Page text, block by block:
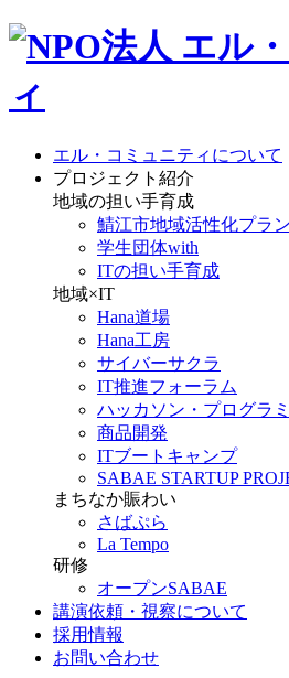
エル・コミュニティについて
プロジェクト紹介
地域の担い手育成
鯖江市地域活性化プラ
学生団体with
ITの担い手育成
地域×IT
Hana道場
Hana工房
サイバーサクラ
IT推進フォーラム
ハッカソン・プログラ
商品開発
ITブートキャンプ
SABAE STARTUP
まちなか賑わい
さばぷら
La Tempo
研修
オープンSABAE
講演依頼・視察について
採用情報
お問い合わせ